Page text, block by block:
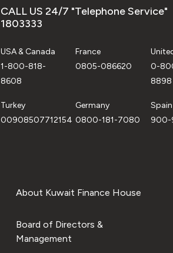
CALL US 24/7 "Telephone Service"
1803333
USA & Canada
1-800-818-
8608
France
0805-086620
0-
8898
Turkey
00908507712154
Germany
0800-181-7080
Spain
About Kuwait Finance House
Board of Directors &
Management